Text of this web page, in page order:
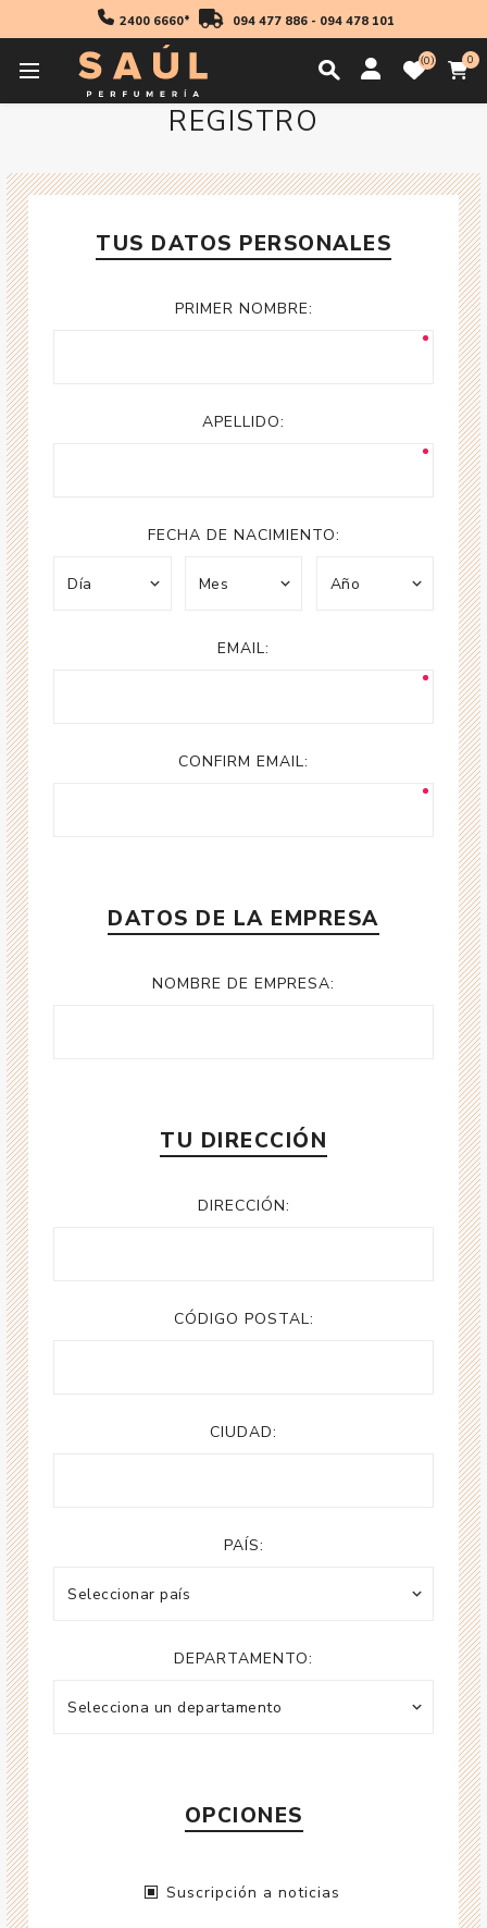
2400 6660* 094 477 886- 094 478 101
0 0
REGISTRO
TUS DATOS PERSONALES
PRIMER NOMBRE:
APELLIDO:
FECHA DE NACIMIENTO:
EMAIL:
CONFIRM EMAIL:
DATOS DE LA EMPRESA
NOMBRE DE EMPRESA:
TU DIRECCIÓN
DIRECCIÓN:
CÓDIGO POSTAL:
CIUDAD:
PAÍS:
DEPARTAMENTO:
OPCIONES
Suscripción a noticias